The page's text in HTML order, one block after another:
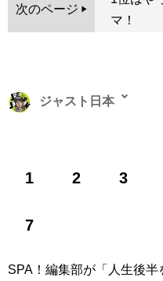
次のページ
マ！
1 2 3
7
ジャスト日本
を執筆。2019年からなんば紅
報発信を続ける。著書に『
場Vol.1
ト:@jumpwith44）
SPA！編集部が「人生後半